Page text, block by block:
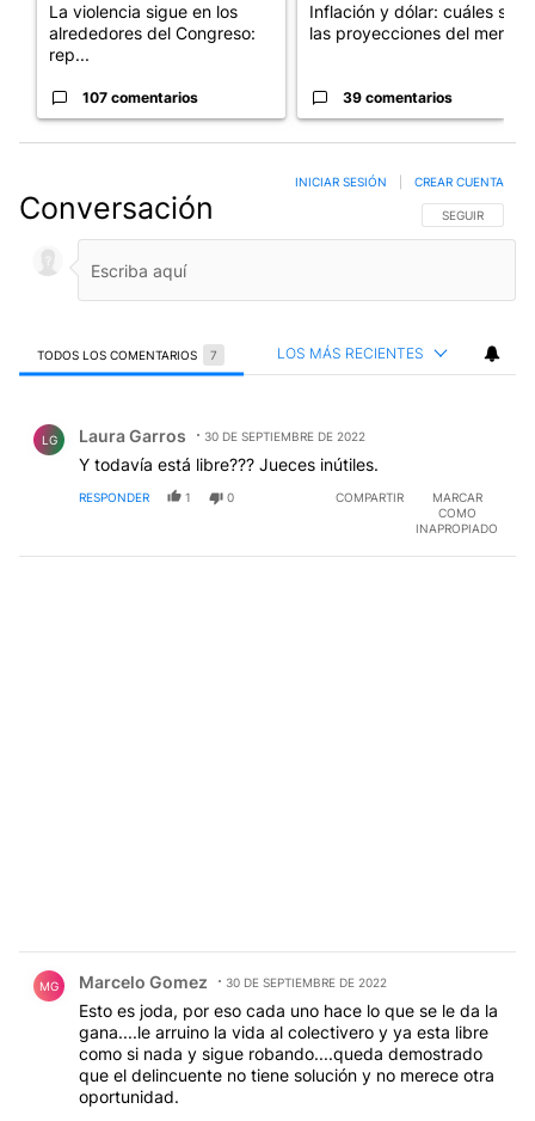
La violencia sigue en los
alrededores del Congreso:
rep...
107 comentarios
Inflación y dólar: cuáles son
las proyecciones del merc...
39 comentarios
Conversación SIGA ESTA
SEGUIR
INICIAR SESIÓN CREAR CUENTA
TODOS LOS COMENTARIOS 7 LOS MÁS RECIENTES
LG Laura Garros 30 DE SEPTIEMBRE DE 2022
Y todavía está libre??? Jueces inútiles.
RESPONDER 1 0 COMPARTIR
MARCAR
COMO
INAPROPIADO
MG Marcelo Gomez 30 DE SEPTIEMBRE DE 2022
Esto es joda, por eso cada uno hace lo que se le da la
gana....le arruino la vida al colectivero y ya esta libre
como si nada y sigue robando....queda demostrado
que el delincuente no tiene solución y no merece otra
oportunidad.